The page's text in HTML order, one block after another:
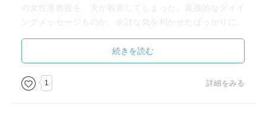
の女性准教授を、夫が殺害してしまった。直接的なダイイ
ングメッセージものか。余計な気を利かせたばっかりに。
「魔法使いと五本の傘」。こういう先輩がいたら、自分
もイラっとするだろうけどねえ。場末の喫茶店で五本の傘
が交錯するとだけ書いておくが、罪悪感を感じない人間は
続きを読む
1 詳細をみる